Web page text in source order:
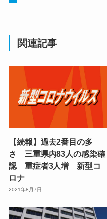
関連記事
【続報】過去2番目の多
さ 三重県内83人の感染確
認 重症者3人増 新型コ
ロナ
2021年8月7日